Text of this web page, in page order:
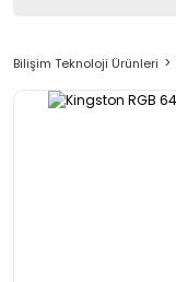
Bilişim Teknoloji Ürünleri